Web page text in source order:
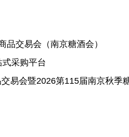
品交易会 （南京糖酒会 ）
采购平台
易会暨2026第115届南京秋季